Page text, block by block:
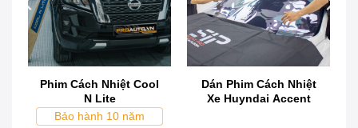
Có nên dán phim cách nhiệt xe Subaru
BRZ?
Dán phim cách nhiệt xe Subaru BRZ là một quyết
định hợp lý và cần thiết. Đầu tiên, phim cách nhiệt
giúp giảm nhiệt độ bên trong xe, mang lại không gian
Phim Cách Nhiệt Cool
N Lite
Bảo hành 10 năm
Dán Phim Cách Nhiệt
Xe Huyndai Accent